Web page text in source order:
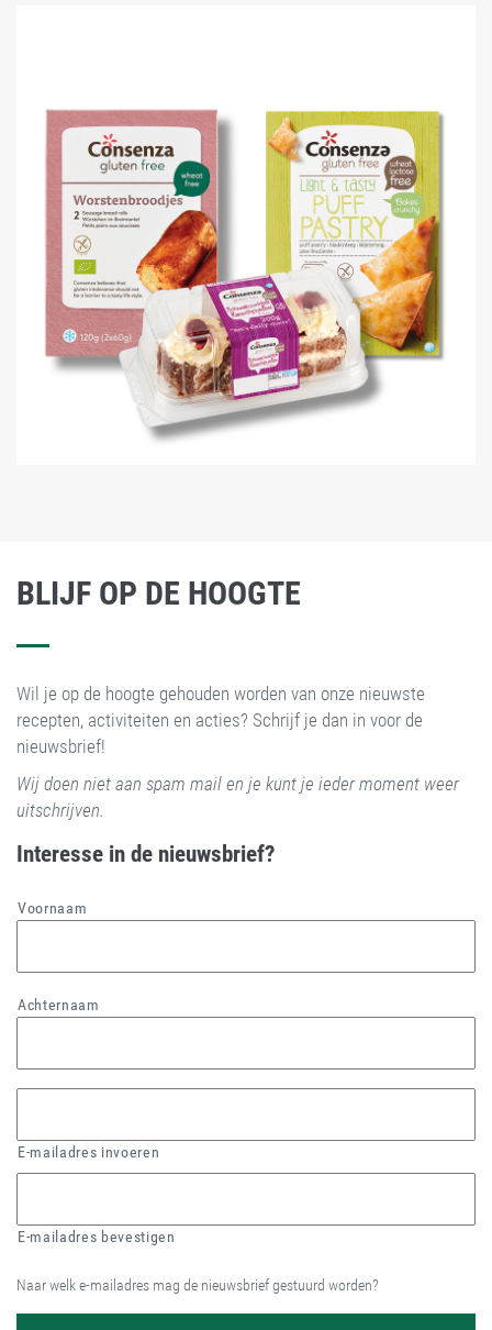
DIEPVRIES
BLIJF OP DE HOOGTE
Wil je op de hoogte gehouden worden van onze nieuwste
recepten, activiteiten en acties? Schrijf je dan in voor de
nieuwsbrief!
Wij doen niet aan spam mail en je kunt je ieder moment weer
uitschrijven.
Interesse in de nieuwsbrief?
Voornaam
Achternaam
E-mailadres invoeren
E-mailadres bevestigen
Naar welk e-mailadres mag de nieuwsbrief gestuurd worden?